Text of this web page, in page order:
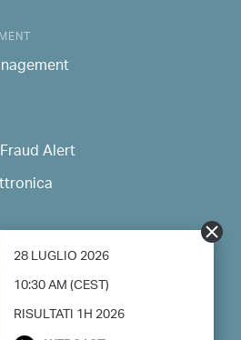
28 LUGLIO 2026
10:30 AM (CEST)
RISULTATI 1H 2026
Alert
Consolidata di Sostenibilità
Statement